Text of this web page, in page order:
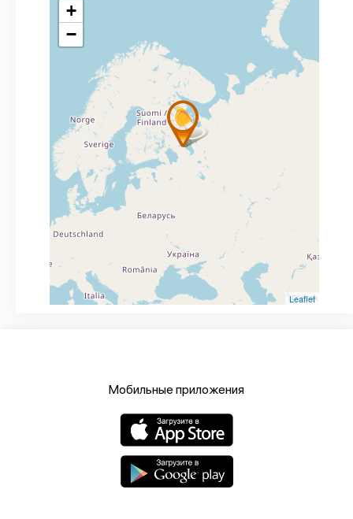
+
−
Leaflet
Мобильные приложения